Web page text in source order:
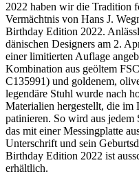
2022 haben wir die Tradition
Vermächtnis von Hans J.
Birthday Edition 2022.
dänischen Designers am 2.
einer limitierten Auflage
Kombination aus geöltem
C135991) und goldenem,
legendäre Stuhl wurde nach
Materialien hergestellt, die im
patinieren. So wird aus
das mit einer Messingplatte
Unterschrift und sein
Birthday Edition 2022 ist
erhältlich.